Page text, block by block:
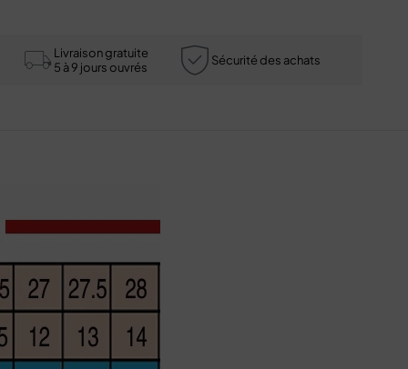
Livraison gratuite
5 à 9 jours ouvrés
Sécurité des achats